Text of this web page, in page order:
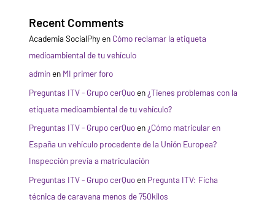
Recent Comments
Academia SocialPhyen Cómo reclamar la etiqueta
medioambiental de tu vehículo
adminen MI primer foro
Preguntas ITV - Grupo cerQuoen ¿Tienes problemas con la
etiqueta medioambiental de tu vehículo?
Preguntas ITV - Grupo cerQuoen ¿Cómo matricular en
España un vehículo procedente de la Unión Europea?
Inspección previa a matriculación
Preguntas ITV - Grupo cerQuoen Pregunta ITV: Ficha
técnica de caravana menos de 750kilos